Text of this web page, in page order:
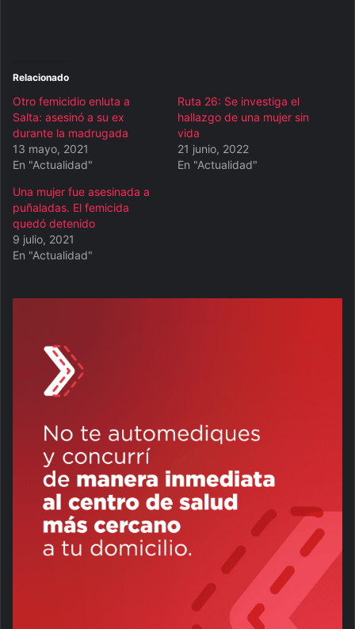
Relacionado
Otro femicidio enluta a
Salta: asesinó a su ex
durante la madrugada
13 mayo, 2021
En "Actualidad"
Ruta 26: Se investiga el
hallazgo de una mujer sin
vida
21 junio, 2022
En "Actualidad"
Una mujer fue asesinada a
puñaladas. El femicida
quedó detenido
9 julio, 2021
En "Actualidad"